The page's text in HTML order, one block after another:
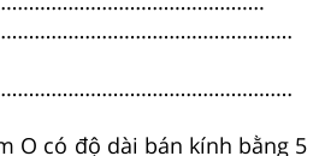
O có độ dài bán kính bằng 5